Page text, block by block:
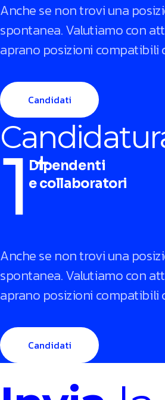
Anche se non trovi una
spontanea. Valutiamo con
aprano posizioni compatibili
Candidati
1 +
Dipendenti
e collaboratori
Anche se non trovi una
spontanea. Valutiamo con
aprano posizioni compatibili
Candidati